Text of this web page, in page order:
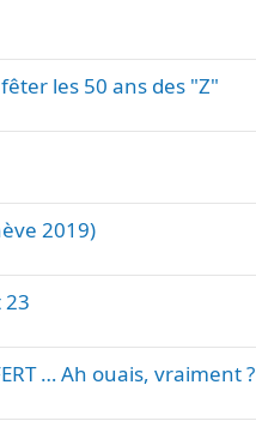
les 50 ans des "Z"
2019)
23
… Ah ouais, vraiment ?